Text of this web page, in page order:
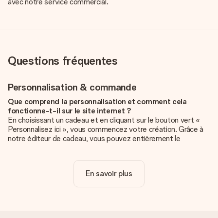
Questions fréquentes
Personnalisation & commande
Que comprend la personnalisation et comment cela
fonctionne-t-il sur le site internet ?
En choisissant un cadeau et en cliquant sur le bouton vert «
Personnalisez ici », vous commencez votre création. Grâce à
notre éditeur de cadeau, vous pouvez entièrement le
unique pour ajouter une touche finale à votre cadeau.
La personnalisation est-elle comprise dans le prix ?
En savoir plus